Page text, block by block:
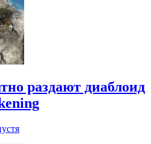
раздают диаблоид